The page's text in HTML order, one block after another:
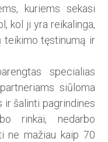
kuriems sekasi
kol ji yra reikalinga,
teikimo tęstinumą ir
specialias
siūloma
šalinti pagrindines
rinkai, nedarbo
ne mažiau kaip 70